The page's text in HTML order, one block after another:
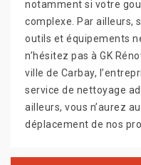
notamment si votre
complexe. Par ailleurs,
outils et équipements
n’hésitez pas à GK
ville de Carbay,
service de nettoyage
ailleurs, vous n’aurez
déplacement de nos